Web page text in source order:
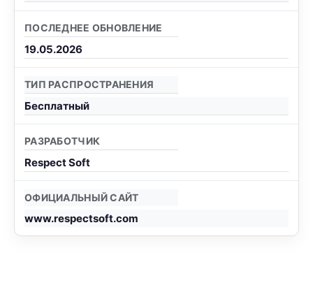
ПОСЛЕДНЕЕ ОБНОВЛЕНИЕ
19.05.2026
ТИП РАСПРОСТРАНЕНИЯ
Бесплатный
РАЗРАБОТЧИК
Respect Soft
ОФИЦИАЛЬНЫЙ САЙТ
www.respectsoft.com